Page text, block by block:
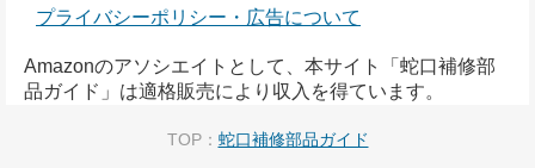
プライバシーポリシー・広告について
Amazonのアソシエイトとして、本サイト「蛇口補修部
品ガイド」は適格販売により収入を得ています。
TOP： 蛇口補修部品ガイド